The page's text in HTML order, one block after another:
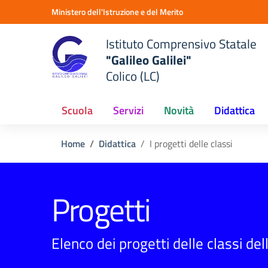
Vai ai contenuti
Vai al menu di navigazioneMinistero dell'Istruzione e del Merito
Istituto Comprensivo Statale
"Galileo Galilei"
Colico (LC)
Scuola Servizi Novità Didattica
Home Didattica I progetti delle classi
Progetti
Elenco dei progetti delle classi